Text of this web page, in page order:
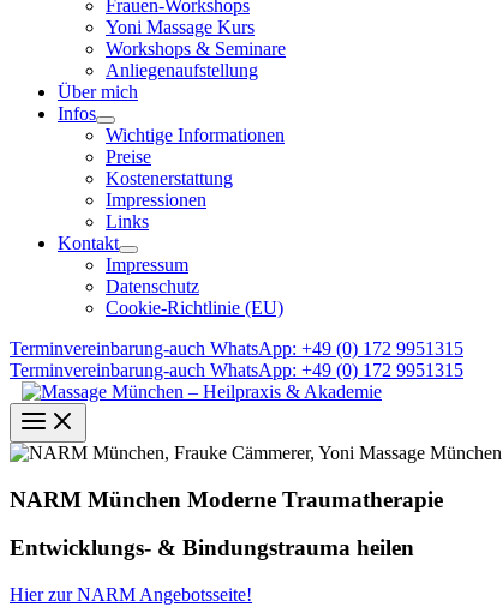
Frauen-Workshops
Yoni Massage Kurs
Workshops & Seminare
Anliegenaufstellung
Über mich
Infos
Wichtige Informationen
Preise
Kostenerstattung
Impressionen
Links
Kontakt
Impressum
Datenschutz
Cookie-Richtlinie (EU)
Terminvereinbarung-auch WhatsApp: +49 (0) 172 9951315
Terminvereinbarung-auch WhatsApp: +49 (0) 172 9951315
NARM München Moderne Traumatherapie
Entwicklungs- & Bindungstrauma heilen
Hier zur NARM Angebotsseite!